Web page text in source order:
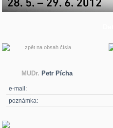
zpět na obsah čísla
MUDr. Petr Pícha
e-mail:
poznámka: